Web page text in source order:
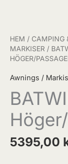
HEM / CAMPING
MARKISER /
HÖGER/
Awnings /
5395,00